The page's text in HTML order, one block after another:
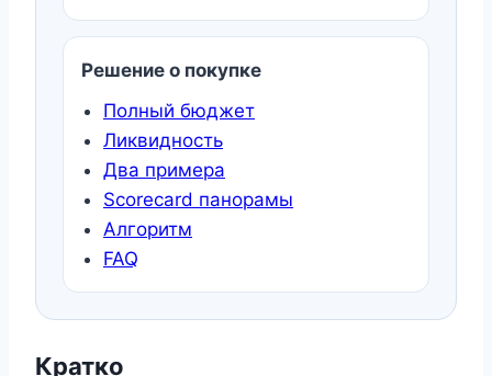
Решение о покупке
Полный бюджет
Ликвидность
Два примера
Scorecard панорамы
Алгоритм
FAQ
Кратко